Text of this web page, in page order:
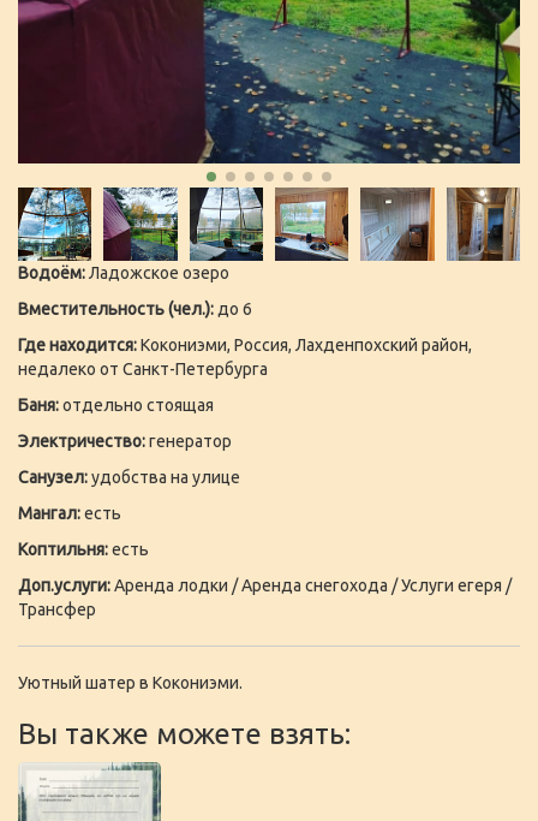
Водоём:Ладожское озеро
Вместительность (чел.): до 6
Где находится:Кокониэми, Россия, Лахденпохский район,
недалеко от Санкт-Петербурга
Баня:отдельно стоящая
Электричество:генератор
Санузел:удобства на улице
Мангал:есть
Коптильня:есть
Доп.услуги:Аренда лодки / Аренда снегохода / Услуги егеря /
Трансфер
Уютный шатер в Кокониэми.
Вы также можете взять: